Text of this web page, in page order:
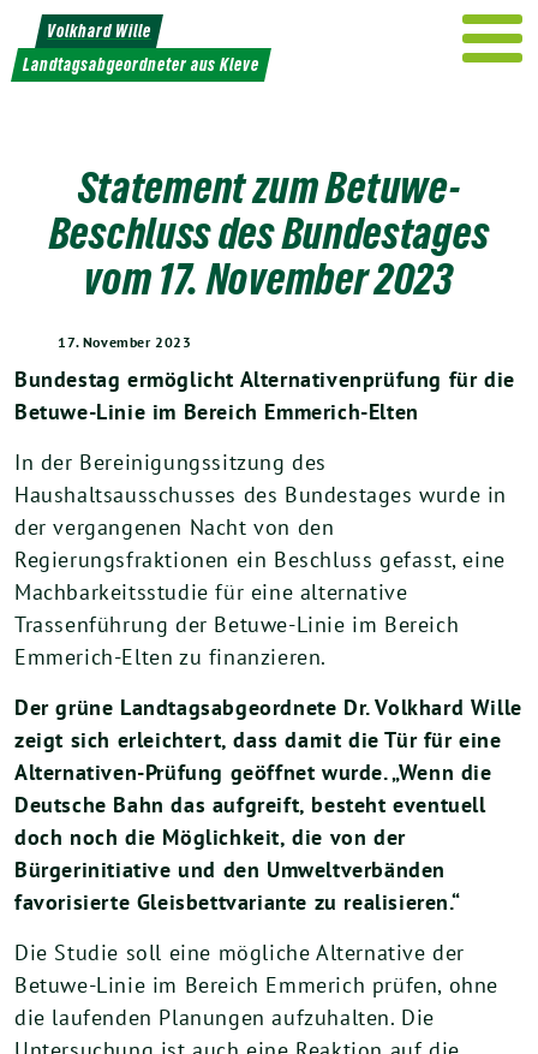
Weiter
zum
Inhalt
Volkhard Wille
Landtagsabgeordneter aus Kleve
Statement zum Betuwe-
Beschluss des Bundestages
vom 17. November 2023
17. November 2023
Bundestag ermöglicht Alternativenprüfung für die
Betuwe-Linie im Bereich Emmerich-Elten
In der Bereinigungssitzung des
Haushaltsausschusses des Bundestages wurde in
der vergangenen Nacht von den
Regierungsfraktionen ein Beschluss gefasst, eine
Machbarkeitsstudie für eine alternative
Trassenführung der Betuwe-Linie im Bereich
Emmerich-Elten zu finanzieren.
Der grüne Landtagsabgeordnete Dr. Volkhard Wille
zeigt sich erleichtert, dass damit die Tür für eine
Alternativen-Prüfung geöffnet wurde. „Wenn die
Deutsche Bahn das aufgreift, besteht eventuell
doch noch die Möglichkeit, die von der
Bürgerinitiative und den Umweltverbänden
favorisierte Gleisbettvariante zu realisieren.“
Die Studie soll eine mögliche Alternative der
Betuwe-Linie im Bereich Emmerich prüfen, ohne
die laufenden Planungen aufzuhalten. Die